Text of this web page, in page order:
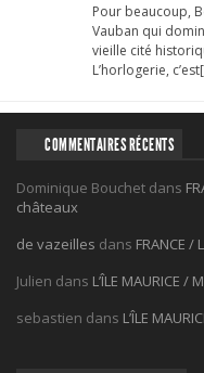
Pour beaucoup,
Vauban qui
vieille cité
L’horlogerie,
COMMENTAIRES RÉCENTS
Dominique Bouchet dans
châteaux
de vazeilles dans FRANCE
Julien dans L’ÎLE MAURICE
sebastien dans L’ÎLE